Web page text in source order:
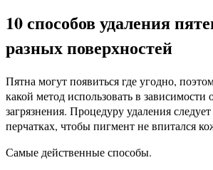
10 способов удаления
разных поверхностей
Пятна могут появиться где угодно,
какой метод использовать в зависимости
загрязнения. Процедуру удаления
перчатках, чтобы пигмент не впитался
Самые действенные способы.